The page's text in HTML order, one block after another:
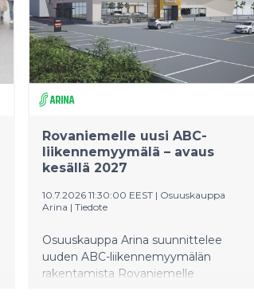
esteitä Highway Stops Retail Limited
(HSRL) on ottanut käyttöön
hajautetun sähköautojen
latausjärjestelmän BP-
huoltoasemallaan Astwickissä Uuden
sähköautojen latausaseman rahoittaa
Kempowerin rahoituskumppani DLL
sen asennuksesta, käyttöönotosta ja
ylläpidosta vastaa Yunex Traffic
​​Rovaniemelle uusi ABC-
liikennemyymälä – avaus
kesällä 2027​
10.7.2026 11:30:00 EEST | Osuuskauppa
Arina | Tiedote
Osuuskauppa Arina suunnittelee
uuden ABC-liikennemyymälän
rakentamista Rovaniemelle